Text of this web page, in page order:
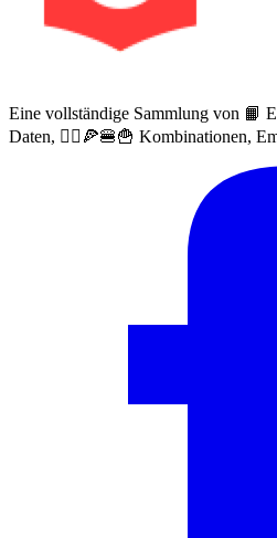
Eine vollständige Sammlung von 📙
Daten, 🙅‍♀️🍕🍔🍟 Kombinationen,